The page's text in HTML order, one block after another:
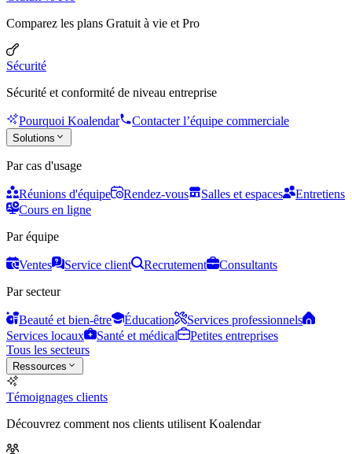
Comparez les plans Gratuit à vie et Pro
Sécurité
Sécurité et conformité de niveau entreprise
Pourquoi Koalendar Contacter l’équipe commerciale
Solutions
Par cas d'usage
Réunions d'équipe Rendez-vous Salles et espaces
Entretiens
Cours en ligne
Par équipe
Ventes Service client Recrutement
Consultants
Par secteur
Beauté et bien-être Éducation
Services professionnels
Services locaux
Santé et médical
Petites entreprises
Tous les secteurs
Ressources
Témoignages clients
Découvrez comment nos clients utilisent Koalendar